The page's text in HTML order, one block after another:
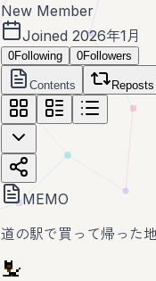
New Member
Joined 2026年1月
0Following 0Followers
Contents Reposts
MEMO
道の駅で買って帰った